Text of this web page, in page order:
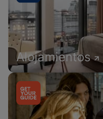
Alojamientos